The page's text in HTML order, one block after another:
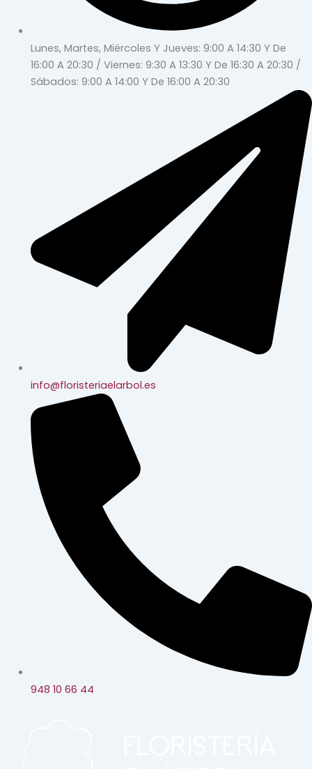
Lunes, Martes, Miércoles Y Jueves: 9:00 A 14:30 Y De
16:00 A 20:30 / Viernes: 9:30 A 13:30 Y De 16:30 A 20:30 /
Sábados: 9:00 A 14:00 Y De 16:00 A 20:30
info@floristeriaelarbol.es
948 10 66 44